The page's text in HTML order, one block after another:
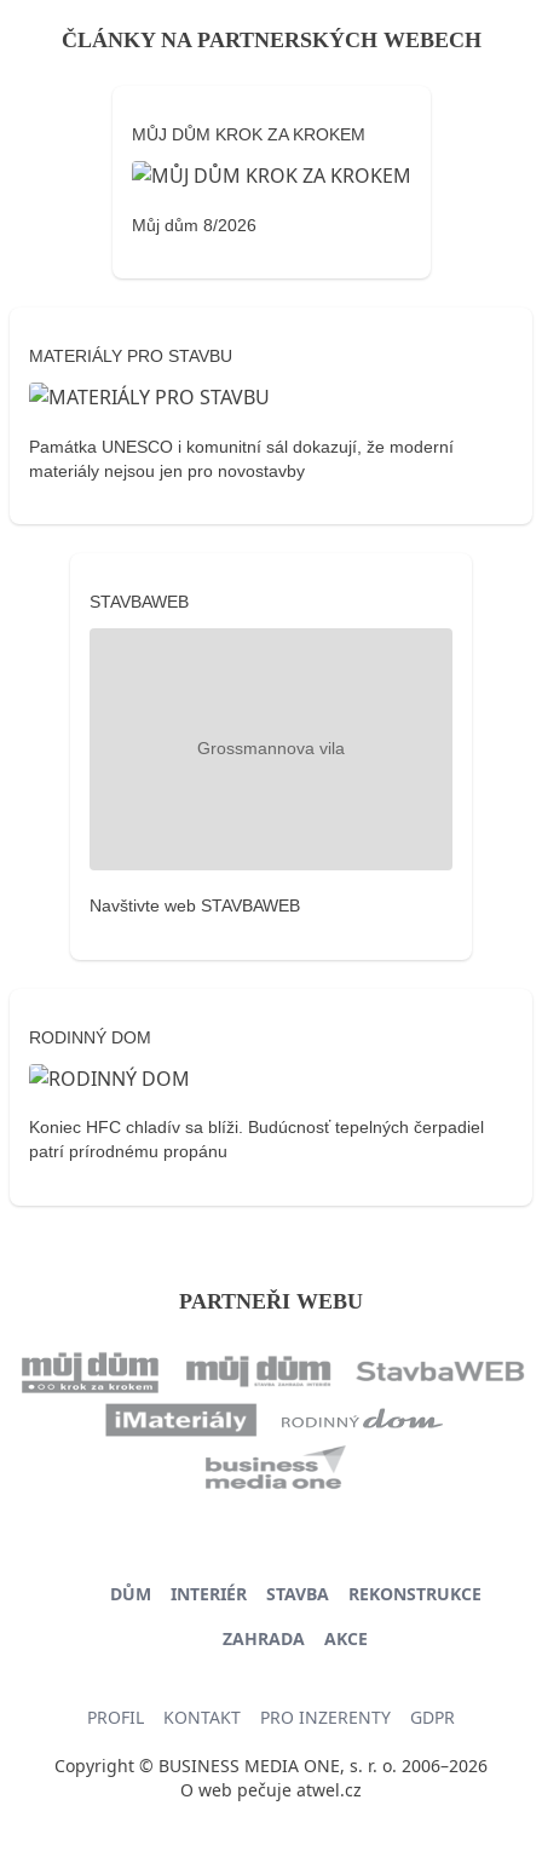
ČLÁNKY NA PARTNERSKÝCH WEBECH
MŮJ DŮM KROK ZA KROKEM
Můj dům 8/2026
MATERIÁLY PRO STAVBU
Památka UNESCO i komunitní sál dokazují, že moderní
materiály nejsou jen pro novostavby
STAVBAWEB
Navštivte web STAVBAWEB
RODINNÝ DOM
Koniec HFC chladív sa blíži. Budúcnosť tepelných čerpadiel
patrí prírodnému propánu
PARTNEŘI WEBU
DŮM INTERIÉR STAVBA
REKONSTRUKCE
ZAHRADA
AKCE
PROFIL KONTAKT PRO INZERENTY GDPR
Copyright © BUSINESS MEDIA ONE, s. r. o. 2006–2026